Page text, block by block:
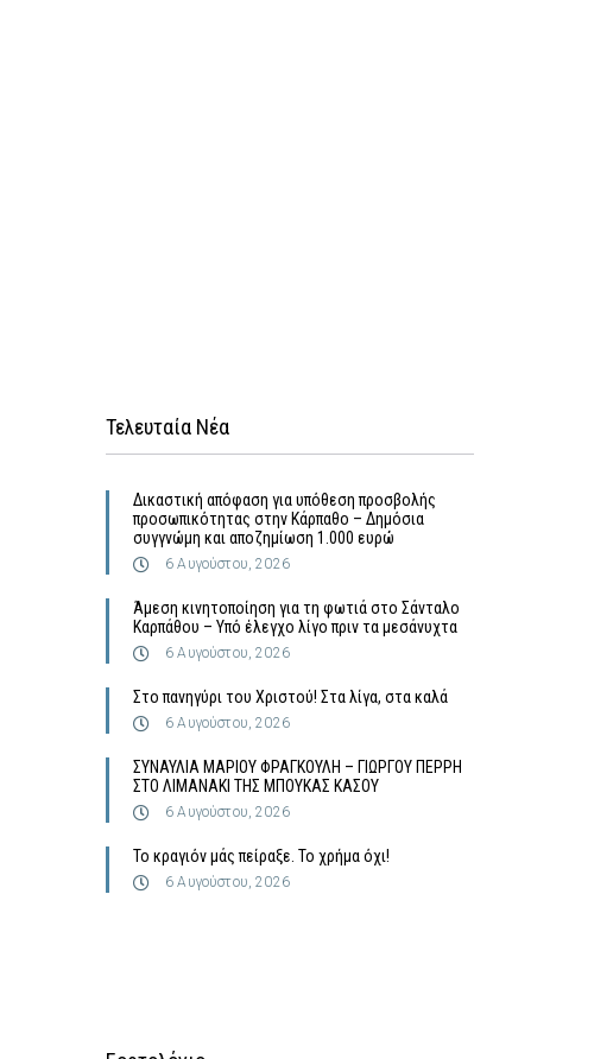
Τελευταία Νέα
Δικαστική απόφαση για υπόθεση προσβολής
προσωπικότητας στην Κάρπαθο – Δημόσια
συγγνώμη και αποζημίωση 1.000 ευρώ
6 Αυγούστου, 2026
Άμεση κινητοποίηση για τη φωτιά στο Σάνταλο
Καρπάθου – Υπό έλεγχο λίγο πριν τα μεσάνυχτα
6 Αυγούστου, 2026
Στο πανηγύρι του Χριστού! Στα λίγα, στα καλά
6 Αυγούστου, 2026
ΣΥΝΑΥΛΙΑ ΜΑΡΙΟΥ ΦΡΑΓΚΟΥΛΗ – ΓΙΩΡΓΟΥ ΠΕΡΡΗ
ΣΤΟ ΛΙΜΑΝΑΚΙ ΤΗΣ ΜΠΟΥΚΑΣ ΚΑΣΟΥ
6 Αυγούστου, 2026
Το κραγιόν μάς πείραξε. Το χρήμα όχι!
6 Αυγούστου, 2026